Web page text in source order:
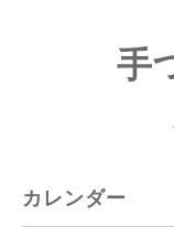
手
カレンダー